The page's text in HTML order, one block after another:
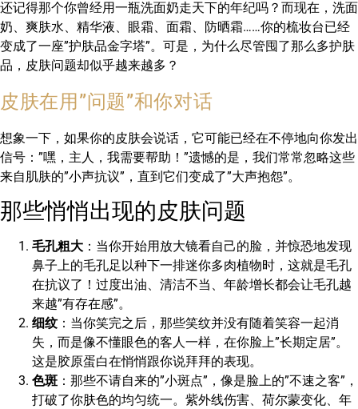
还记得那个你曾经用一瓶洗面奶走天下的年纪吗？而现在，洗面
奶、爽肤水、精华液、眼霜、面霜、防晒霜……你的梳妆台已经
变成了一座”护肤品金字塔”。可是，为什么尽管囤了那么多护肤
品，皮肤问题却似乎越来越多？
皮肤在用”问题”和你对话
想象一下，如果你的皮肤会说话，它可能已经在不停地向你发出
信号：”嘿，主人，我需要帮助！”遗憾的是，我们常常忽略这些
来自肌肤的”小声抗议”，直到它们变成了”大声抱怨”。
那些悄悄出现的皮肤问题
毛孔粗大 ：当你开始用放大镜看自己的脸，并惊恐地发现
鼻子上的毛孔足以种下一排迷你多肉植物时，这就是毛孔
在抗议了！过度出油、清洁不当、年龄增长都会让毛孔越
来越”有存在感”。
细纹：当你笑完之后，那些笑纹并没有随着笑容一起消
失，而是像不懂眼色的客人一样，在你脸上”长期定居”。
这是胶原蛋白在悄悄跟你说拜拜的表现。
色斑 ：那些不请自来的”小斑点”，像是脸上的”不速之客”，
打破了你肤色的均匀统一。紫外线伤害、荷尔蒙变化、年